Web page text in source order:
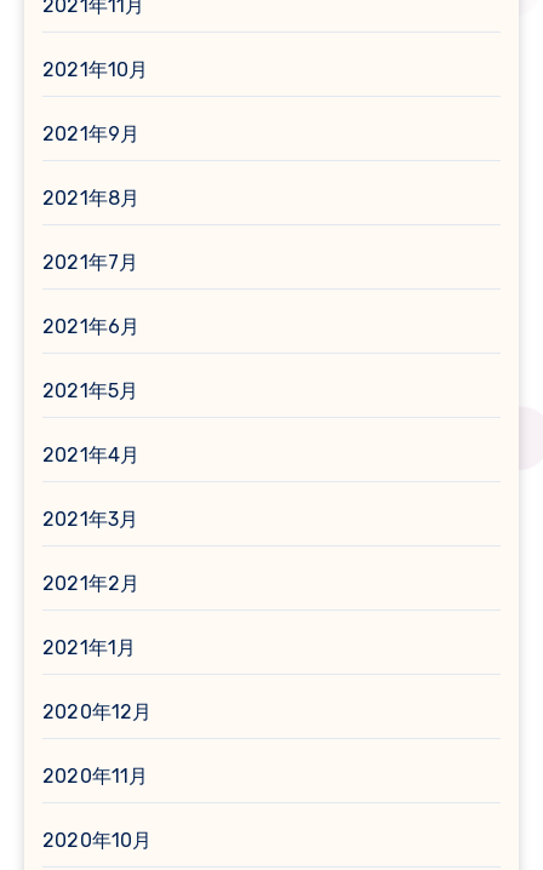
2021年11月
2021年10月
2021年9月
2021年8月
2021年7月
2021年6月
2021年5月
2021年4月
2021年3月
2021年2月
2021年1月
2020年12月
2020年11月
2020年10月